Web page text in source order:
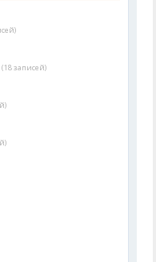
(18 записей)